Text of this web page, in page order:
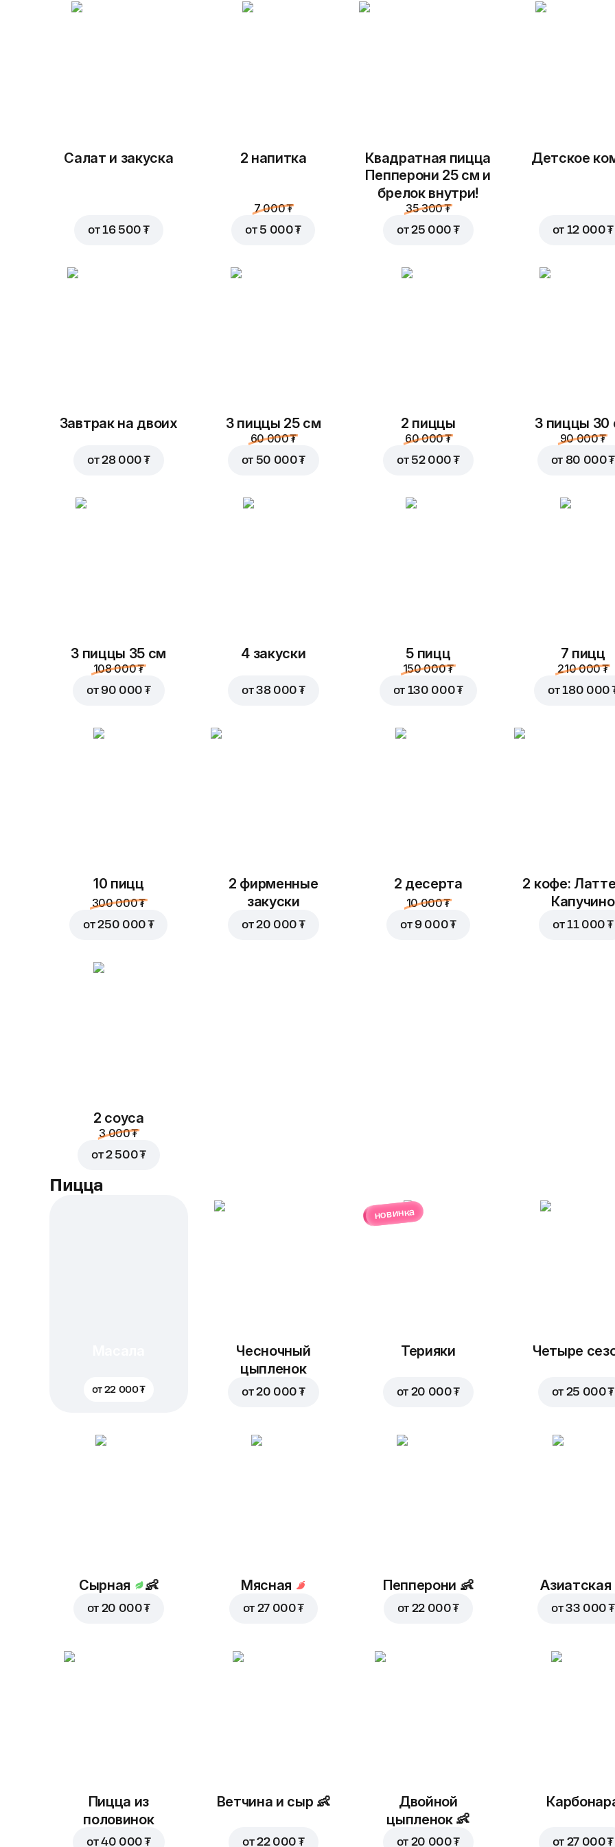
Салат и закуска
от 16 500 ₮
2 напитка
7 000 ₮
от 5 000 ₮
Квадратная пицца
Пепперони 25 см и
брелок внутри!
35 300 ₮
от25 000 ₮
Детское
от 12 000 ₮
Завтрак на двоих
от28 000 ₮
3 пиццы 25 см
60 000 ₮
от 50 000 ₮
2 пиццы
60 000 ₮
от 52 000 ₮
3 пиццы 30
90 000 ₮
от 80 000 ₮
3 пиццы 35 см
108 000 ₮
от 90 000 ₮
4 закуски
от38 000 ₮
5 пицц
150 000 ₮
от 130 000 ₮
7 пицц
210 000 ₮
от180 000
10 пицц
300 000 ₮
от250 000 ₮
2 фирменные
закуски
от20 000 ₮
2 десерта
10 000 ₮
от 9 000 ₮
2 кофе:
Капучино
от 11 000 ₮
2 соуса
3 000 ₮
от2 500 ₮
Пицца
от22 000 ₮
Чесночный
цыпленок
от20 000 ₮
новинка
Терияки
от 20 000 ₮
Четыре
от 25 000 ₮
Сырная 👶
от 20 000 ₮
Мясная
от 27 000 ₮
Пепперони 👶
от 22 000 ₮
Азиатская
от33 000 ₮
Пицца из
половинок
от40 000 ₮
Ветчина и сыр 👶
от22 000 ₮
Двойной
цыпленок 👶
от 20 000 ₮ от 27 000 ₮